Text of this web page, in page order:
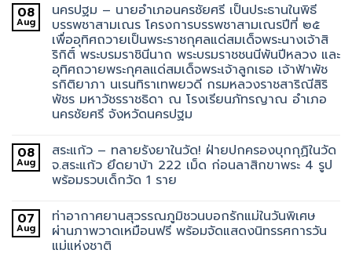
08
Aug
นครปฐม – นายอำเภอนครชัยศรี เป็นประธานในพิธี
บรรพชาสามเณร โครงการบรรพชาสามเณรปีที่ ๒๕
เพื่ออุทิศถวายเป็นพระราชกุศลแด่สมเด็จพระนางเจ้าสิ
ริกิติ์ พระบรมราชินีนาถ พระบรมราชชนนีพันปีหลวง และ
อุทิศถวายพระกุศลแด่สมเด็จพระเจ้าลูกเธอ เจ้าฟ้าพัช
รกิติยาภา นเรนทิราเทพยวดี กรมหลวงราชสาริณีสิริ
พัชร มหาวัชรราชธิดา ณ โรงเรียนภัทรญาณ อำเภอ
นครชัยศรี จังหวัดนครปฐม
08
Aug
สระแก้ว – ทลายรังยาในวัด! ฝ่ายปกครองบุกกุฏิในวัด
จ.สระแก้ว ยึดยาบ้า 222 เม็ด ก่อนลาสิกขาพระ 4 รูป
พร้อมรวบเด็กวัด 1 ราย
07
Aug
ท่าอากาศยานสุวรรณภูมิชวนบอกรักแม่ในวันพิเศษ
ผ่านภาพวาดเหมือนฟรี พร้อมจัดแสดงนิทรรศการวัน
แม่แห่งชาติ